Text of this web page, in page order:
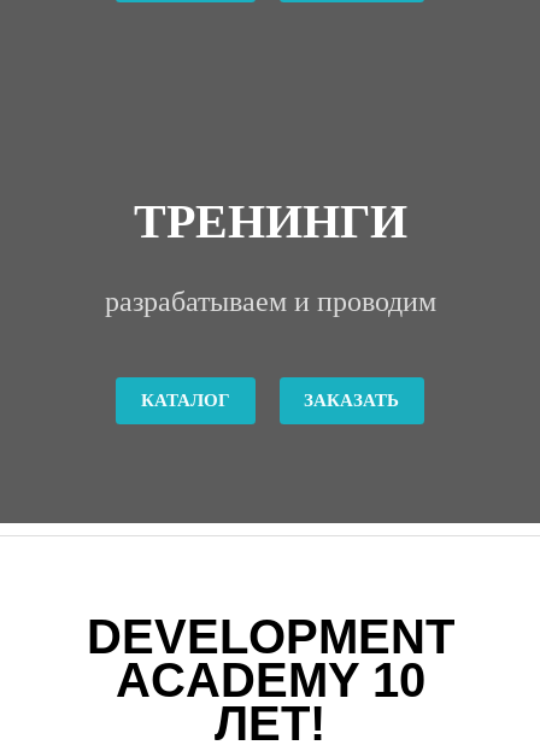
ТРЕНИНГИ
разрабатываем и проводим
КАТАЛОГ ЗАКАЗАТЬ
DEVELOPMENT
ACADEMY 10
ЛЕТ!